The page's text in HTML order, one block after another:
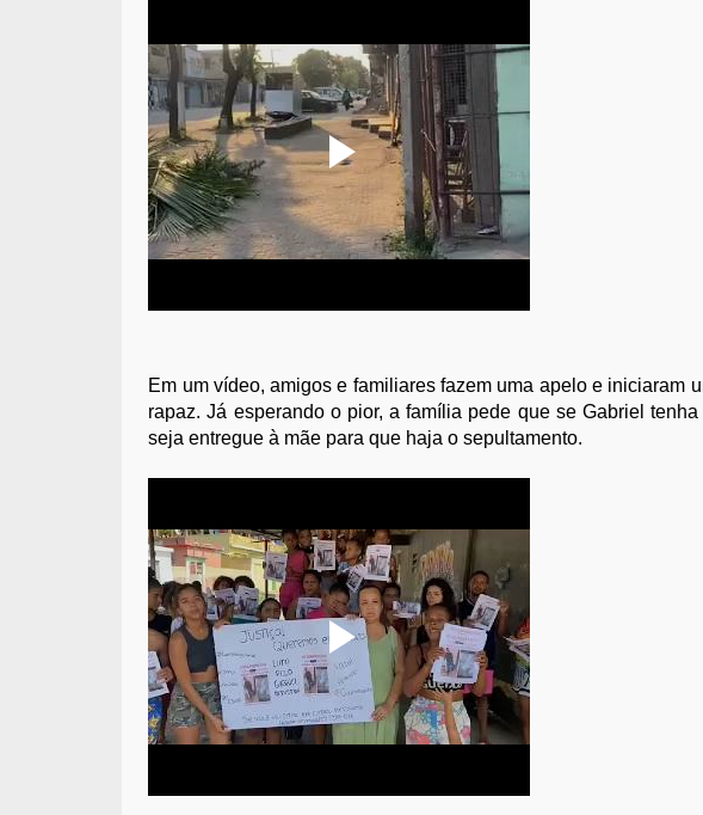
Em um vídeo, amigos e familiares fazem uma apelo e iniciaram
rapaz. Já esperando o pior, a família pede que se Gabriel
seja entregue à mãe para que haja o sepultamento.